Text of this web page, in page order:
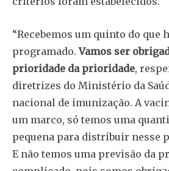
“Recebemos um quinto do que
programado.Vamos ser
prioridade da prioridade,
diretrizes do Ministério da
nacional de imunização. A
um marco, só temos uma
pequena para distribuir nesse
E não temos uma previsão da